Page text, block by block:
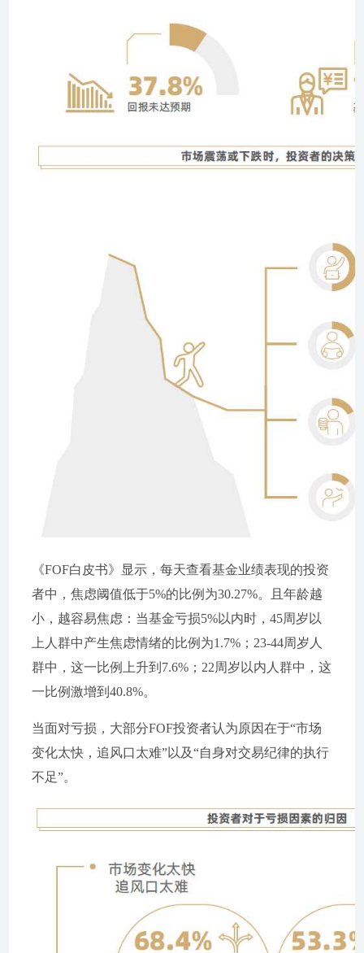
《FOF白皮书》显示，每天查看基金业绩表现的投资
者中，焦虑阈值低于5%的比例为30.27%。且年龄越
小，越容易焦虑：当基金亏损5%以内时，45周岁以
上人群中产生焦虑情绪的比例为1.7%；23-44周岁人
群中，这一比例上升到7.6%；22周岁以内人群中，这
一比例激增到40.8%。
当面对亏损，大部分FOF投资者认为原因在于“市场
变化太快，追风口太难”以及“自身对交易纪律的执行
不足”。